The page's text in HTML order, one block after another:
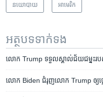
នយោបាយ អាមេរិក​
អត្ថបទ​ទាក់ទង
លោក Trump ទទួល​ស្គាល់​ជ័យជម្នះ​រ
លោក Biden ជំរុញ​លោក Trump ឲ្យ​